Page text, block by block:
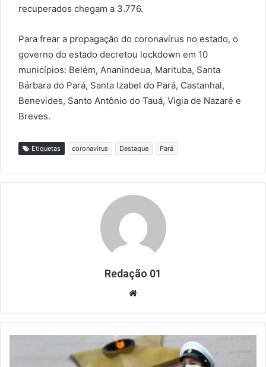
recuperados chegam a 3.776.
Para frear a propagação do coronavírus no estado, o
governo do estado decretou lockdown em 10
municípios: Belém, Ananindeua, Marituba, Santa
Bárbara do Pará, Santa Izabel do Pará, Castanhal,
Benevides, Santo Antônio do Tauá, Vigia de Nazaré e
Breves.
Etiquetas coronavírus Destaque Pará
Redação 01
Website